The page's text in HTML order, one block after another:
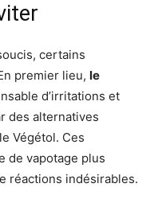
certains
premier lieu, le
d’irritations et
des alternatives
Végétol. Ces
de vapotage plus
réactions indésirables.